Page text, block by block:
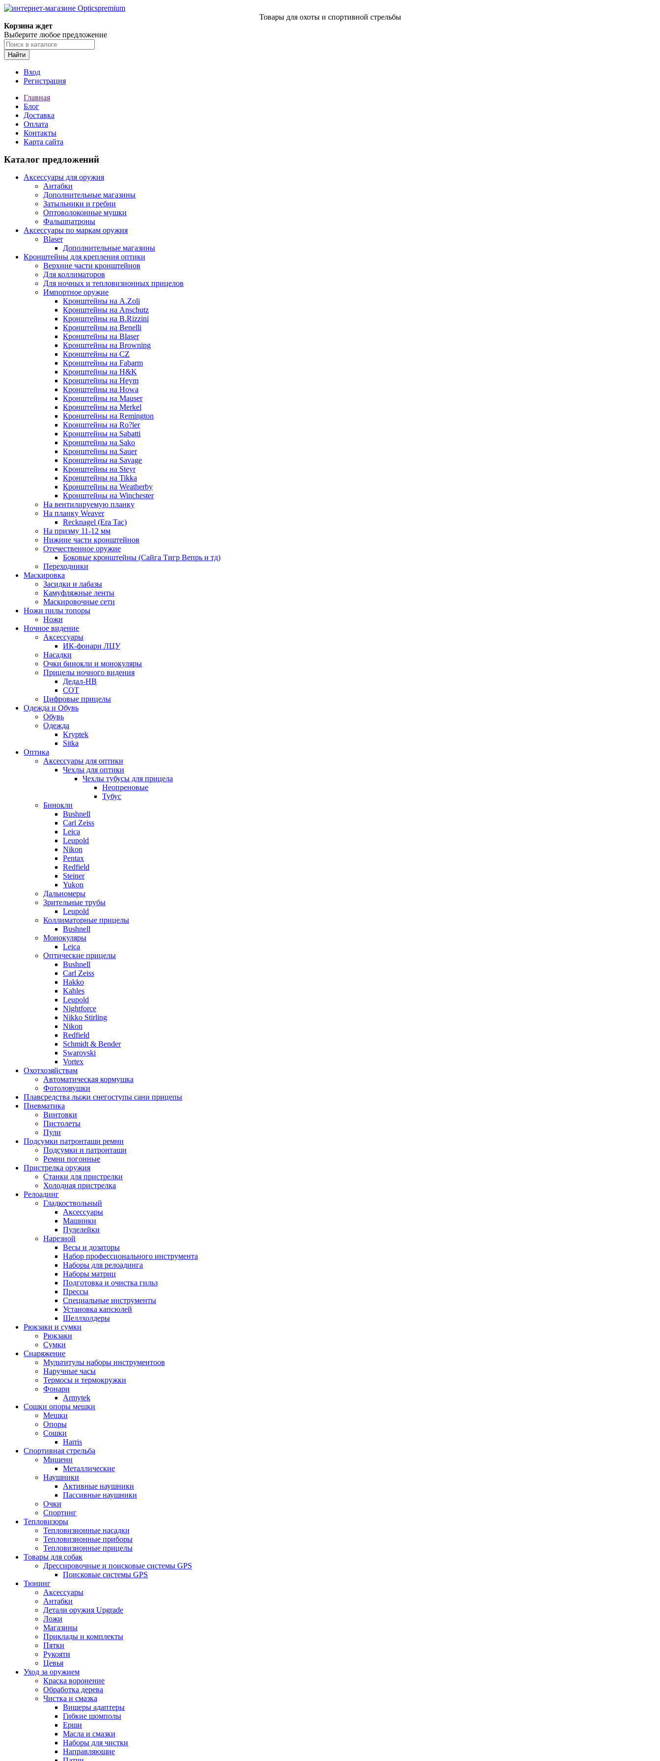
Товары для охоты и спортивной стрельбы
Корзина ждет
Выберите любое предложение
Найти
Вход
Регистрация
Главная
Блог
Доставка
Оплата
Контакты
Карта сайта
Каталог предложений
Аксессуары для оружия
Антабки
Дополнительные магазины
Затыльники и гребни
Оптоволоконные мушки
Фальшпатроны
Аксессуары по маркам оружия
Blaser
Дополнительные магазины
Кронштейны для крепления оптики
Верхние части кронштейнов
Для коллиматоров
Для ночных и тепловизионных прицелов
Импортное оружие
Кронштейны на A.Zoli
Кронштейны на Anschutz
Кронштейны на B.Rizzini
Кронштейны на Benelli
Кронштейны на Blaser
Кронштейны на Browning
Кронштейны на CZ
Кронштейны на Fabarm
Кронштейны на H&K
Кронштейны на Heym
Кронштейны на Howa
Кронштейны на Mauser
Кронштейны на Merkel
Кронштейны на Remington
Кронштейны на Ro?ler
Кронштейны на Sabatti
Кронштейны на Sako
Кронштейны на Sauer
Кронштейны на Savage
Кронштейны на Steyr
Кронштейны на Tikka
Кронштейны на Weatherby
Кронштейны на Winchester
На вентилируемую планку
На планку Weaver
Recknagel (Era Tac)
На призму 11-12 мм
Нижние части кронштейнов
Отечественное оружие
Боковые кронштейны (Сайга Тигр Вепрь и тд)
Переходники
Маскировка
Засидки и лабазы
Камуфляжные ленты
Маскировочные сети
Ножи пилы топоры
Ножи
Ночное видение
Аксессуары
ИК-фонари ЛЦУ
Насадки
Очки бинокли и монокуляры
Прицелы ночного видения
Дедал-НВ
СОТ
Цифровые прицелы
Одежда и Обувь
Обувь
Одежда
Kryptek
Sitka
Оптика
Аксессуары для оптики
Чехлы для оптики
Чехлы тубусы для прицела
Неопреновые
Тубус
Бинокли
Bushnell
Carl Zeiss
Leica
Leupold
Nikon
Pentax
Redfield
Steiner
Yukon
Дальномеры
Зрительные трубы
Leupold
Коллиматорные прицелы
Bushnell
Монокуляры
Leica
Оптические прицелы
Bushnell
Carl Zeiss
Hakko
Kahles
Leupold
Nightforce
Nikko Stirling
Nikon
Redfield
Schmidt & Bender
Swarovski
Vortex
Охотхозяйствам
Автоматическая кормушка
Фотоловушки
Плавсредства лыжи снегоступы сани прицепы
Пневматика
Винтовки
Пистолеты
Пули
Подсумки патронташи ремни
Подсумки и патронташи
Ремни погонные
Пристрелка оружия
Станки для пристрелки
Холодная пристрелка
Релоадинг
Гладкоствольный
Аксессуары
Машинки
Пулелейки
Нарезной
Весы и дозаторы
Набор профессионального инструмента
Наборы для релоадинга
Наборы матриц
Подготовка и очистка гильз
Прессы
Специальные инструменты
Установка капсюлей
Шеллхолдеры
Рюкзаки и сумки
Рюкзаки
Сумки
Снаряжение
Мультитулы наборы инструментоов
Наручные часы
Термосы и термокружки
Фонари
Armytek
Сошки опоры мешки
Мешки
Опоры
Сошки
Harris
Спортивная стрельба
Мишени
Металлические
Наушники
Активные наушники
Пассивные наушники
Очки
Спортинг
Тепловизоры
Тепловизионные насадки
Тепловизионные приборы
Тепловизионные прицелы
Товары для собак
Дрессировочные и поисковые системы GPS
Поисковые системы GPS
Тюнинг
Аксессуары
Антабки
Детали оружия Upgrade
Ложи
Магазины
Приклады и комплекты
Пятки
Рукояти
Цевья
Уход за оружием
Краска воронение
Обработка дерева
Чистка и смазка
Вишеры адаптеры
Гибкие шомполы
Ерши
Масла и смазки
Наборы для чистки
Направляющие